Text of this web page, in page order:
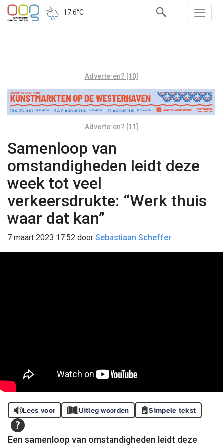
17.6°C
Adverteren? [10]
Adverteren? [11]
Samenloop van
omstandigheden leidt deze
week tot veel
verkeersdrukte: “Werk thuis
waar dat kan”
7 maart 2023 17:52 door Sebastiaan Scheffer
Lees voor Uitleg woorden Simpele tekst
Een samenloop van omstandigheden leidt deze